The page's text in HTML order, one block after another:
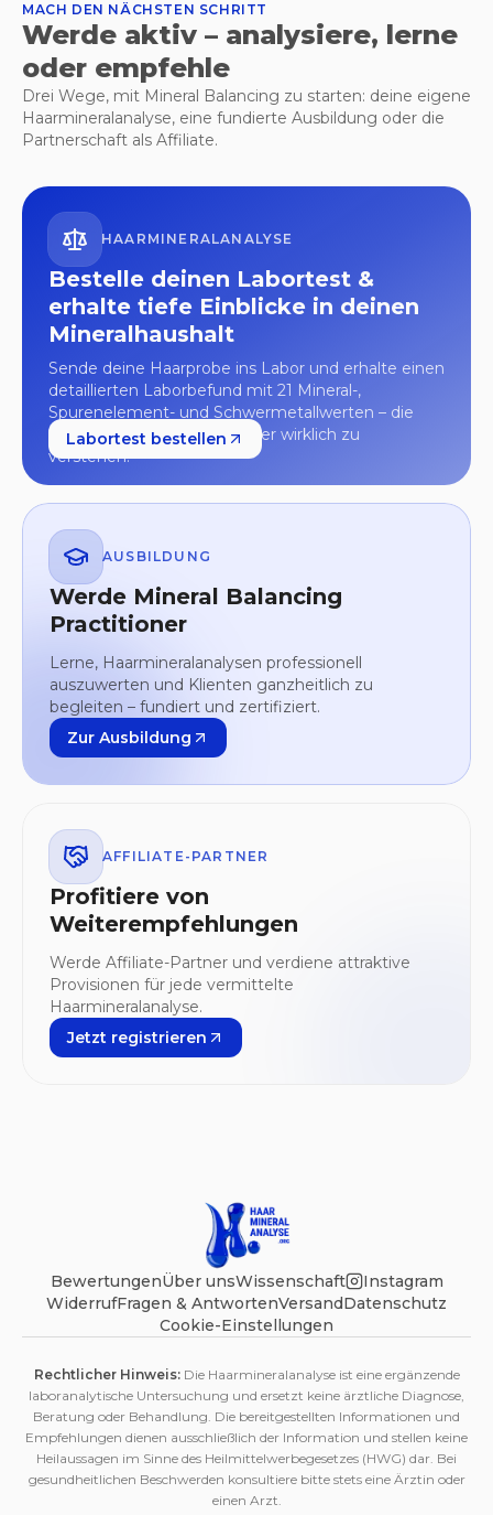
MACH DEN NÄCHSTEN SCHRITT
Werde aktiv – analysiere, lerne
oder empfehle
Drei Wege, mit Mineral Balancing zu starten: deine eigene
Haarmineralanalyse, eine fundierte Ausbildung oder die
Partnerschaft als Affiliate.
HAARMINERALANALYSE
Bestelle deinen Labortest &
erhalte tiefe Einblicke in deinen
Mineralhaushalt
Sende deine Haarprobe ins Labor und erhalte einen
detaillierten Laborbefund mit 21 Mineral-,
Spurenelement- und Schwermetallwerten – die
Grundlage, um deinen Körper wirklich zu
verstehen.
Labortest bestellen
AUSBILDUNG
Werde Mineral Balancing
Practitioner
Lerne, Haarmineralanalysen professionell
auszuwerten und Klienten ganzheitlich zu
begleiten – fundiert und zertifiziert.
Zur Ausbildung
AFFILIATE-PARTNER
Profitiere von
Weiterempfehlungen
Werde Affiliate-Partner und verdiene attraktive
Provisionen für jede vermittelte
Haarmineralanalyse.
Jetzt registrieren
BewertungenÜber unsWissenschaft
Instagram
WiderrufFragen & AntwortenVersandDatenschutz
Cookie-Einstellungen
Rechtlicher Hinweis: Die Haarmineralanalyse ist eine ergänzende
laboranalytische Untersuchung und ersetzt keine ärztliche Diagnose,
Beratung oder Behandlung. Die bereitgestellten Informationen und
Empfehlungen dienen ausschließlich der Information und stellen keine
Heilaussagen im Sinne des Heilmittelwerbegesetzes (HWG) dar. Bei
gesundheitlichen Beschwerden konsultiere bitte stets eine Ärztin oder
einen Arzt.